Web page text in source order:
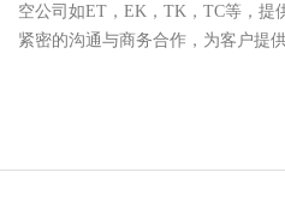
空公司如ET，EK，TK，TC等，提
紧密的沟通与商务合作，为客户提供